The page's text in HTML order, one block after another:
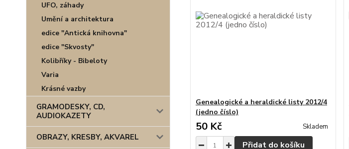
UFO, záhady
Umění a architektura
edice "Antická knihovna"
edice "Skvosty"
Kolibříky - Bibeloty
Varia
Krásné vazby
GRAMODESKY, CD,
AUDIOKAZETY
OBRAZY, KRESBY, AKVAREL
Genealogické a heraldické listy 2012/4
(jedno číslo)
50 Kč Skladem
Přidat do košíku